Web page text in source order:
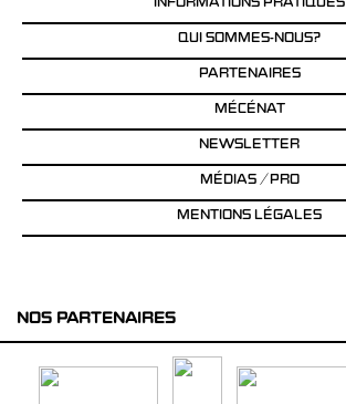
INFORMATIONS PRATIQUES
QUI SOMMES-NOUS?
PARTENAIRES
MÉCÉNAT
NEWSLETTER
MÉDIAS / PRO
MENTIONS LÉGALES
NOS PARTENAIRES